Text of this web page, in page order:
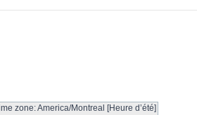
zone: America/Montreal [Heure d’été]